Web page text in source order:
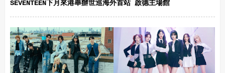
SEVENTEEN下月來港舉辦世巡海外首站 啟德主場館